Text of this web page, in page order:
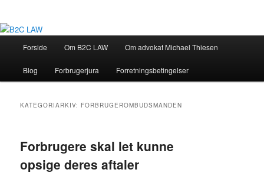
Forside Om B2C LAW Om advokat Michael Thiesen
Blog Forbrugerjura Forretningsbetingelser
KATEGORIARKIV: FORBRUGEROMBUDSMANDEN
Forbrugere skal let kunne
opsige deres aftaler